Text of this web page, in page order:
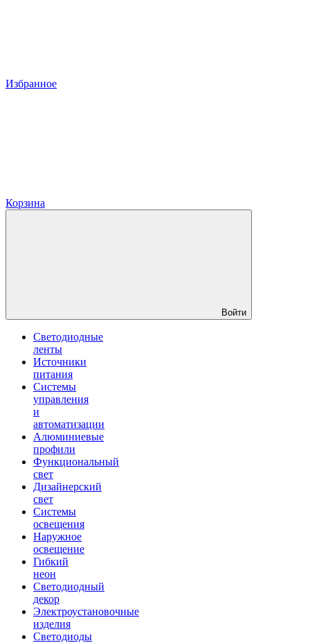
Избранное
Корзина
Войти
Светодиодные
ленты
Источники
питания
Системы
управления
и
автоматизации
Алюминиевые
профили
Функциональный
свет
Дизайнерский
свет
Системы
освещения
Наружное
освещение
Гибкий
неон
Светодиодный
декор
Электроустановочные
изделия
Светодиоды